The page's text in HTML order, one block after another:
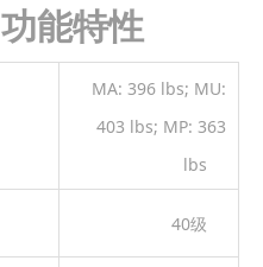
功能特性​
MA: 396 lbs; MU:
403 lbs; MP: 363
lbs
40级